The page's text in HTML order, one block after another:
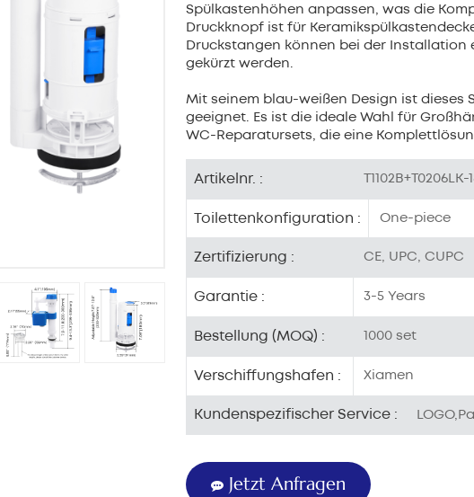
Spülkastenhöhen anpassen, was die
Druckknopf ist für
Druckstangen können bei der
gekürzt werden.
Mit seinem blau-weißen Design ist dieses
geeignet. Es ist die ideale Wahl für
WC-Reparatursets, die eine
Artikelnr. : T1102B+T0206LK-
Toilettenkonfiguration : One-piece
Zertifizierung : CE, UPC, CUPC
Garantie : 3-5 Years
Bestellung (MOQ) : 1000 set
Verschiffungshafen : Xiamen
Kundenspezifischer Service :
Jetzt Anfragen